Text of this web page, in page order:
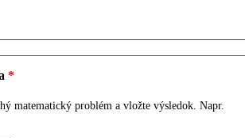
*
matematický problém a vložte výsledok. Napr.